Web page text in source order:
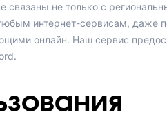
связаны не только с
интернет-сервисам, даже
онлайн. Наш сервис